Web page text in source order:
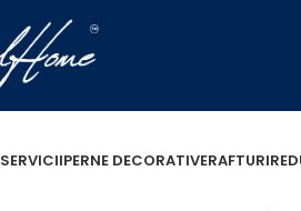
SERVICIIPERNE DECORATIVERAFTURI